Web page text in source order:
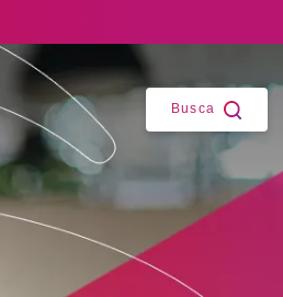
Busca
Fechar